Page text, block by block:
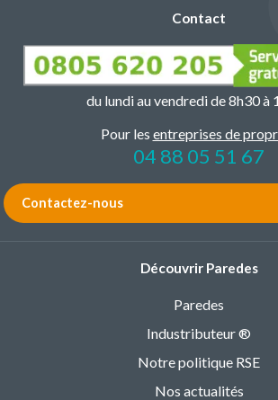
Contact
du lundi au vendredi de 8h30 à
Pour les entreprises de
04 88 05 51 67
Contactez-nous
Découvrir Paredes
Paredes
Industributeur ®
Notre politique RSE
Nos actualités